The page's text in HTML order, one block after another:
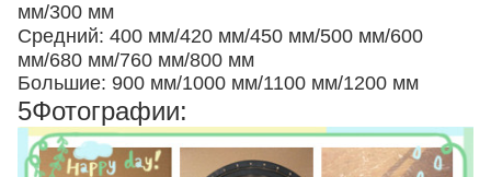
мм/300 мм
Средний: 400 мм/420 мм/450 мм/500 мм/600
мм/680 мм/760 мм/800 мм
Большие: 900 мм/1000 мм/1100 мм/1200 мм
5Фотографии: